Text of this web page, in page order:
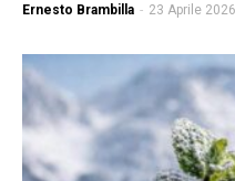
Ernesto Brambilla - 23 Aprile 2026